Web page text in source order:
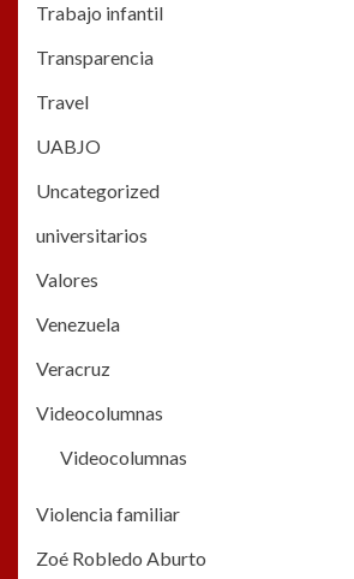
Trabajo infantil
Transparencia
Travel
UABJO
Uncategorized
universitarios
Valores
Venezuela
Veracruz
Videocolumnas
Videocolumnas
Violencia familiar
Zoé Robledo Aburto